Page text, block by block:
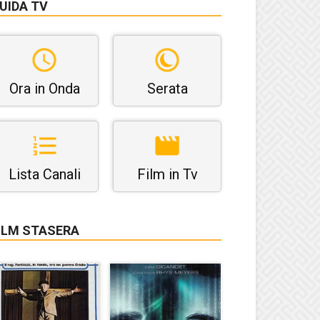
TV
Ora in Onda Serata
Lista Canali Film in Tv
STASERA